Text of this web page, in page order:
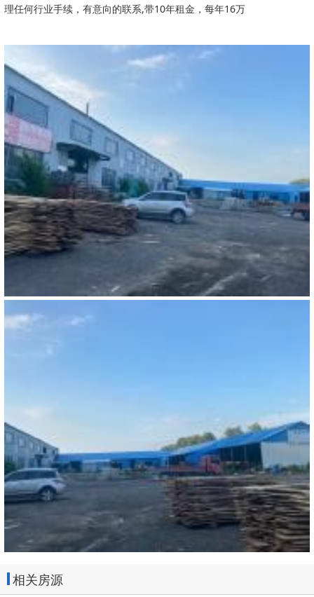
理任何行业手续，有意向的联系,带10年租金，每年16万
相关房源